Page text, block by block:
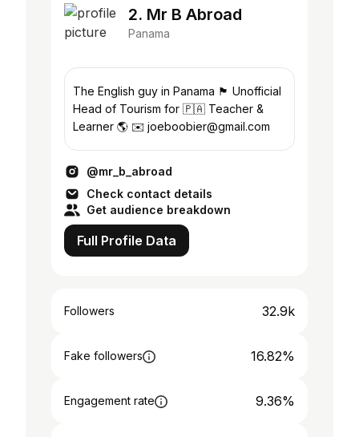
2. Mr B Abroad
Panama
The English guy in Panama 🏴󠁧󠁢󠁥󠁮󠁧󠁿 Unofficial
Head of Tourism for 🇵🇦 Teacher &
Learner 🌎 ✉️ joeboobier@gmail.com
@mr_b_abroad
Check contact details
Get audience breakdown
Full Profile Data
Followers 32.9k
Fake followers 16.82%
Engagement rate 9.36%